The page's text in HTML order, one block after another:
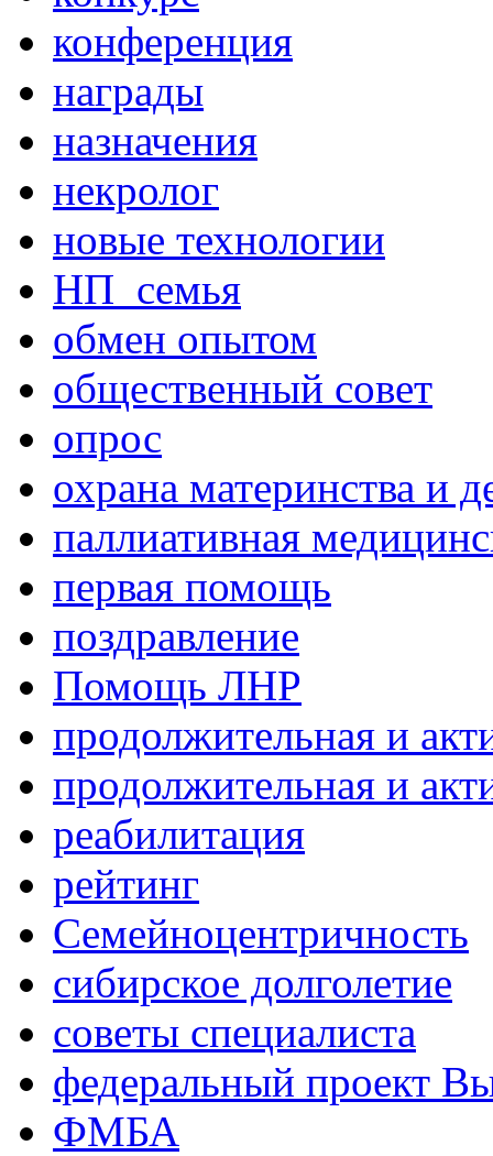
конференция
награды
назначения
некролог
новые технологии
НП_семья
обмен опытом
общественный совет
опрос
охрана материнства и
паллиативная
первая помощь
поздравление
Помощь ЛНР
продолжительная и
продолжительная и
реабилитация
рейтинг
Семейноцентричность
сибирское долголетие
советы специалиста
федеральный проект
ФМБА